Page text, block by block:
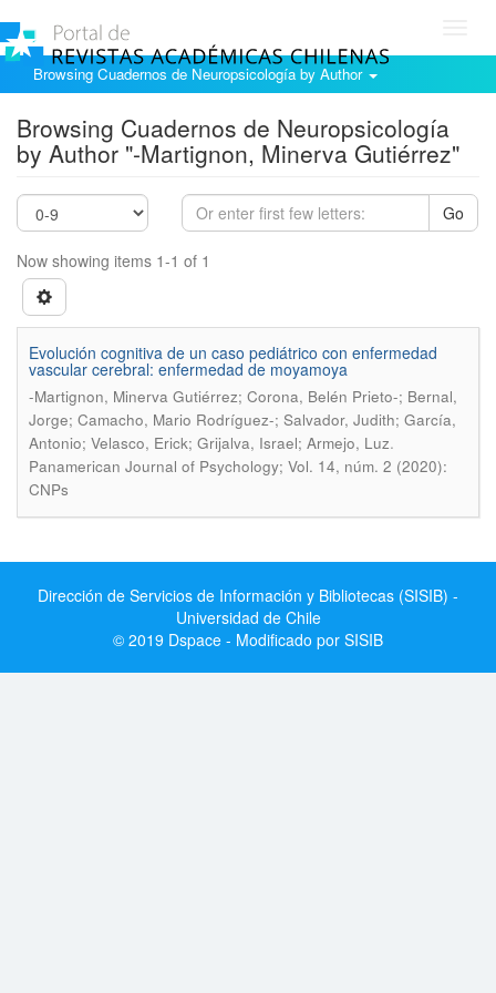
Browsing Cuadernos de Neuropsicología by Author
Browsing Cuadernos de Neuropsicología
by Author "-Martignon, Minerva Gutiérrez"
Go
Now showing items 1-1 of 1
Evolución cognitiva de un caso pediátrico con enfermedad
vascular cerebral: enfermedad de moyamoya
-Martignon, Minerva Gutiérrez; Corona, Belén Prieto-; Bernal,
Jorge; Camacho, Mario Rodríguez-; Salvador, Judith; García,
Antonio; Velasco, Erick; Grijalva, Israel; Armejo, Luz.
Panamerican Journal of Psychology; Vol. 14, núm. 2 (2020):
CNPs
Dirección de Servicios de Información y Bibliotecas (SISIB) -
Universidad de Chile
© 2019 Dspace - Modificado por SISIB